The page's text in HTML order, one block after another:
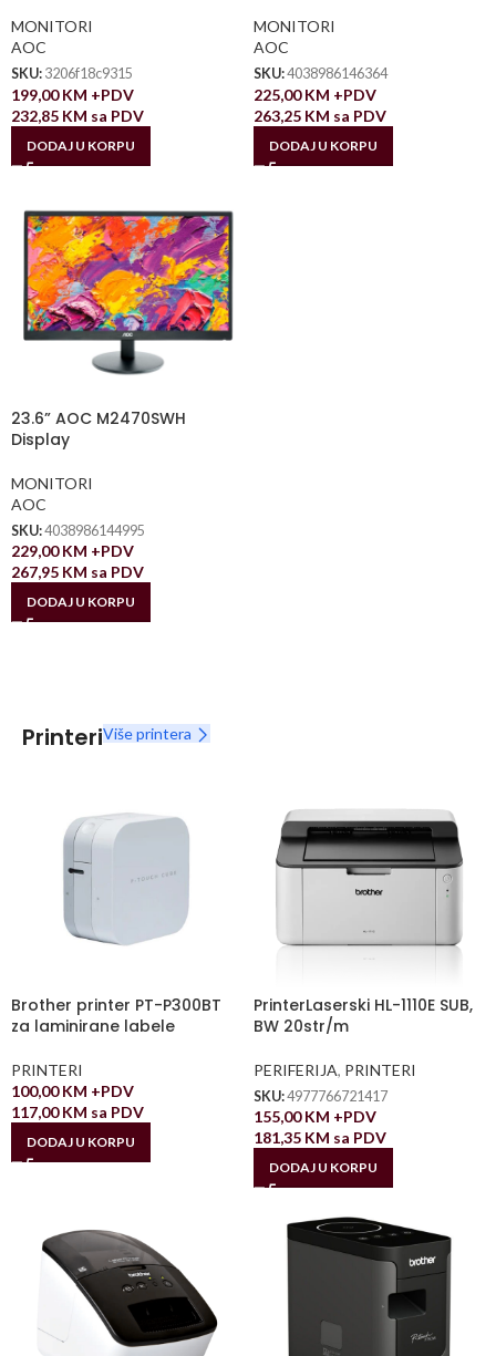
MONITORI
AOC
SKU: 3206f18c9315
199,00KM +PDV
232,85 KM sa PDV
DODAJ U KORPU
MONITORI
AOC
SKU:4038986146364
225,00KM +PDV
263,25 KM sa PDV
DODAJ U KORPU
23.6” AOC M2470SWH
Display
MONITORI
AOC
SKU:4038986144995
229,00KM +PDV
267,95 KM sa PDV
DODAJ U KORPU
PrinteriViše printera
Brother printer PT-P300BT
za laminirane labele
PRINTERI
100,00KM +PDV
117,00KM sa PDV
DODAJ U KORPU
PrinterLaserski HL-1110E SUB,
BW 20str/m
PERIFERIJA, PRINTERI
SKU:4977766721417
155,00KM +PDV
181,35 KM sa PDV
DODAJ U KORPU